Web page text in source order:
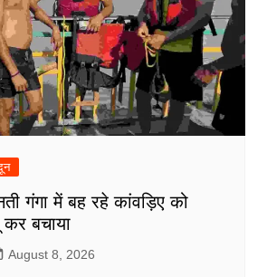
गंगा में बह रहे कांवड़िए को
बचाया
August 8, 2026